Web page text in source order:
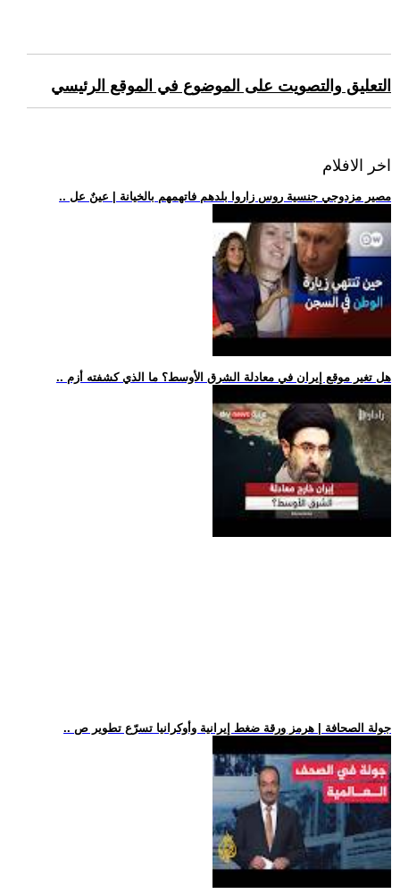
التعليق والتصويت على الموضوع في الموقع الرئيسي
اخر الافلام
.. مصير مزدوجي جنسية روس زاروا بلدهم فاتهمهم بالخيانة | عينٌ عل
.. هل تغير موقع إيران في معادلة الشرق الأوسط؟ ما الذي كشفته أزم
.. جولة الصحافة | هرمز ورقة ضغط إيرانية وأوكرانيا تسرّع تطوير ص